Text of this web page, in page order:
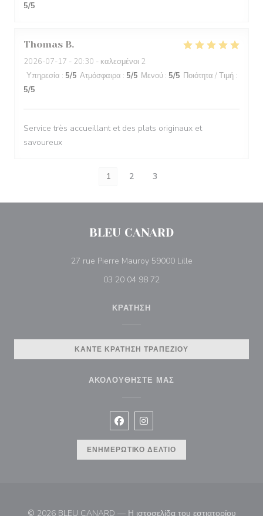
5/5
Thomas B
2026-07-17 - 20:30 - καλεσμένοι 2
Υπηρεσία : 5/5 Ατμόσφαιρα : 5/5 Μενού : 5/5 Ποιότητα / Τιμή :
5/5
Service très accueillant et des plats originaux et
savoureux
1 2 3
BLEU CANARD
27 rue Pierre Mauroy 59000 Lille((ανοίγει σε νέο
03 20 04 98 72
ΚΡΆΤΗΣΗ
ΚΆΝΤΕ ΚΡΆΤΗΣΗ ΤΡΑΠΕΖΙΟΎ
ΑΚΟΛΟΥΘΉΣΤΕ ΜΑΣ
Facebook ((ανοίγει σε νέο
Instagram ((ανοίγει σε νέο
ΕΝΗΜΕΡΩΤΙΚΌ ΔΕΛΤΊΟ
© 2026 BLEU CANARD — Η ιστοσελίδα του εστιατορίου